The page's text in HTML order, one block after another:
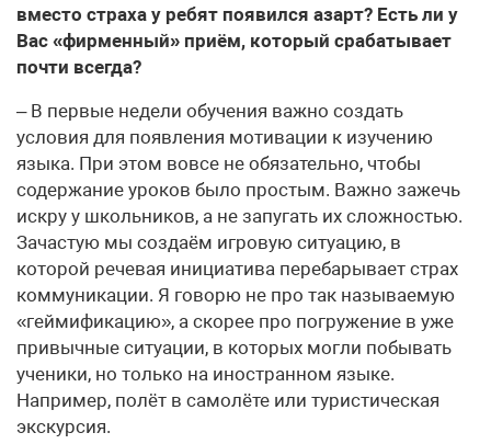
вместо страха у ребят появился азарт? Есть ли у
Вас «фирменный» приём, который срабатывает
почти всегда?
– В первые недели обучения важно создать
условия для появления мотивации к изучению
языка. При этом вовсе не обязательно, чтобы
содержание уроков было простым. Важно зажечь
искру у школьников, а не запугать их сложностью.
Зачастую мы создаём игровую ситуацию, в
которой речевая инициатива перебарывает страх
коммуникации. Я говорю не про так называемую
«геймификацию», а скорее про погружение в уже
привычные ситуации, в которых могли побывать
ученики, но только на иностранном языке.
Например, полёт в самолёте или туристическая
экскурсия.